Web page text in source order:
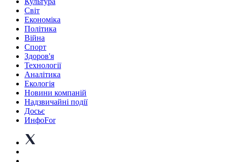
Світ
Економіка
Політика
Війна
Спорт
Здоров'я
Технології
Аналітика
Екологія
Новини компаній
Надзвичайні події
Досьє
ИнфоFor